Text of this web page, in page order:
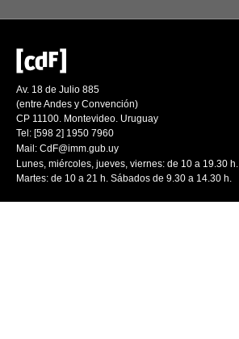
Av. 18 de Julio 885
(entre Andes y Convención)
CP 11100. Montevideo. Uruguay
Tel: [598 2] 1950 7960
Mail: CdF@imm.gub.uy
Lunes, miércoles, jueves, viernes: de 10 a 19.30 h.
Martes: de 10 a 21 h. Sábados de 9.30 a 14.30 h.